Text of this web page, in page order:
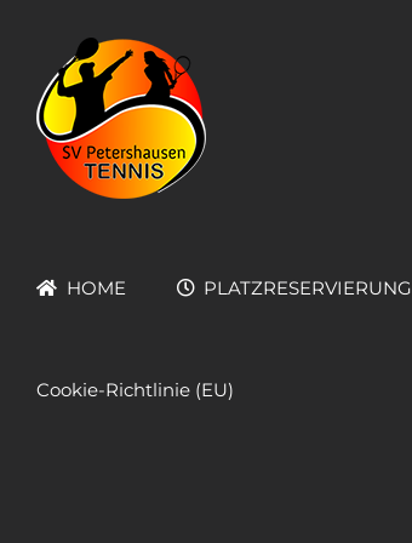
springen
HOME PLATZRESERVIERUNG
Cookie-Richtlinie (EU)